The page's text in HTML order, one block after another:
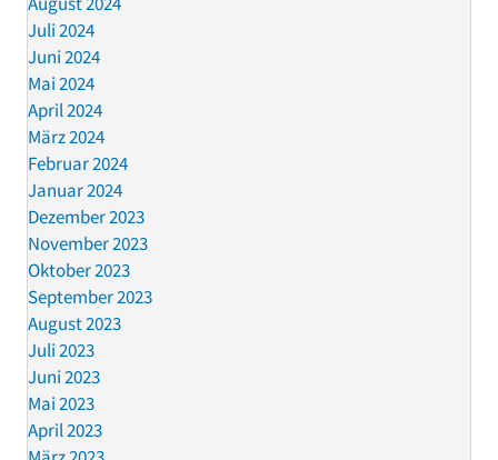
Juli 2024
Juni 2024
Mai 2024
April 2024
März 2024
Februar 2024
Januar 2024
Dezember 2023
November 2023
Oktober 2023
September 2023
August 2023
Juli 2023
Juni 2023
Mai 2023
April 2023